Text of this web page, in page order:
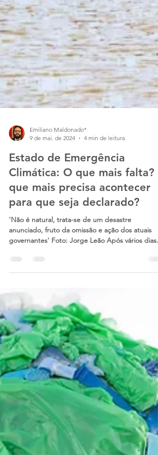
Emiliano Maldonado*
9 de mai. de 2024
4 min de leitura
Estado de Emergência
Climática: O que mais falta?
que mais precisa acontecer
para que seja declarado?
'Não é natural, trata-se de um desastre